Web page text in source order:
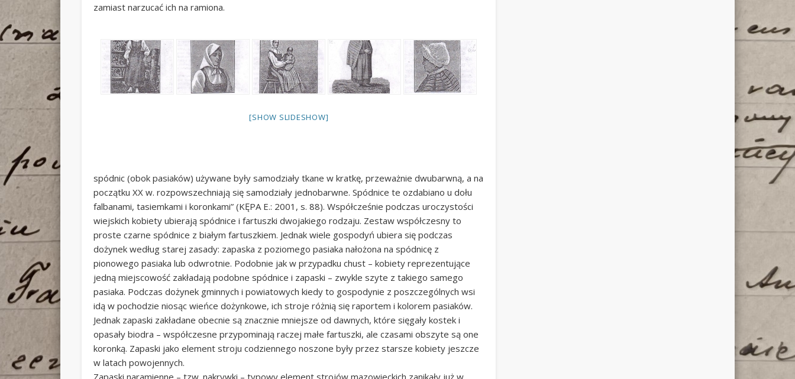
zamiast narzucać ich na ramiona.
[SHOW SLIDESHOW]
spódnic (obok pasiaków) używane były samodziały tkane w kratkę, przeważnie dwubarwną, a na
początku XX w. rozpowszechniają się samodziały jednobarwne. Spódnice te ozdabiano u dołu
falbanami, tasiemkami i koronkami” (KĘPA E.: 2001, s. 88). Współcześnie podczas uroczystości
wiejskich kobiety ubierają spódnice i fartuszki dwojakiego rodzaju. Zestaw współczesny to
proste czarne spódnice z białym fartuszkiem. Jednak wiele gospodyń ubiera się podczas
dożynek według starej zasady: zapaska z poziomego pasiaka nałożona na spódnicę z
pionowego pasiaka lub odwrotnie. Podobnie jak w przypadku chust – kobiety reprezentujące
jedną miejscowość zakładają podobne spódnice i zapaski – zwykle szyte z takiego samego
pasiaka. Podczas dożynek gminnych i powiatowych kiedy to gospodynie z poszczególnych wsi
idą w pochodzie niosąc wieńce dożynkowe, ich stroje różnią się raportem i kolorem pasiaków.
Jednak zapaski zakładane obecnie są znacznie mniejsze od dawnych, które sięgały kostek i
opasały biodra – współczesne przypominają raczej małe fartuszki, ale czasami obszyte są one
koronką. Zapaski jako element stroju codziennego noszone były przez starsze kobiety jeszcze
w latach powojennych.